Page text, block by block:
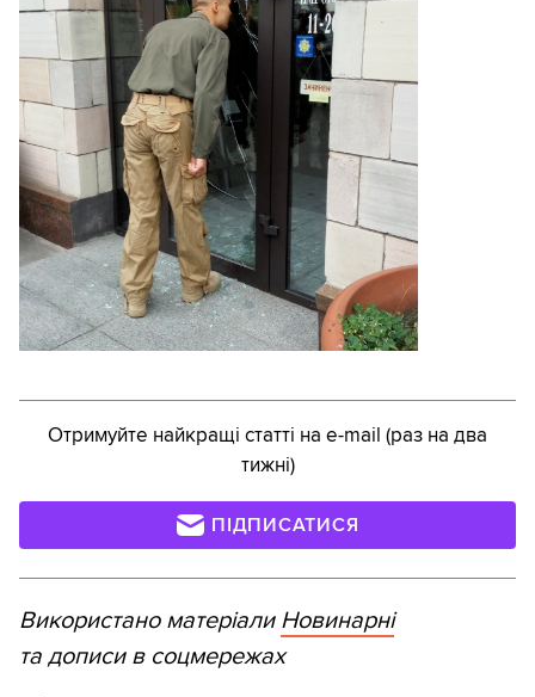
Отримуйте найкращі статті на e-mail (раз на два
тижні)
ПІДПИСАТИСЯ
Використано матеріали Новинарні
та дописи в соцмережах